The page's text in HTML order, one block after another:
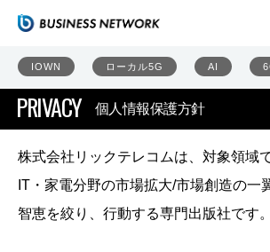
IOWN ローカル5G AI
PRIVACY 個人情報保護方針
株式会社リックテレコムは、対象領域
IT・家電分野の市場拡大/市場創造の一
智恵を絞り、行動する専門出版社です。